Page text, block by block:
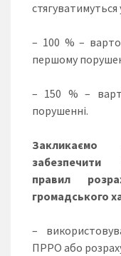
стягуватимуться
– 100 % –
першому
– 150 % –
порушенні.
Закликаємо
забезпечити
правил
громадського
–
ПРРО або